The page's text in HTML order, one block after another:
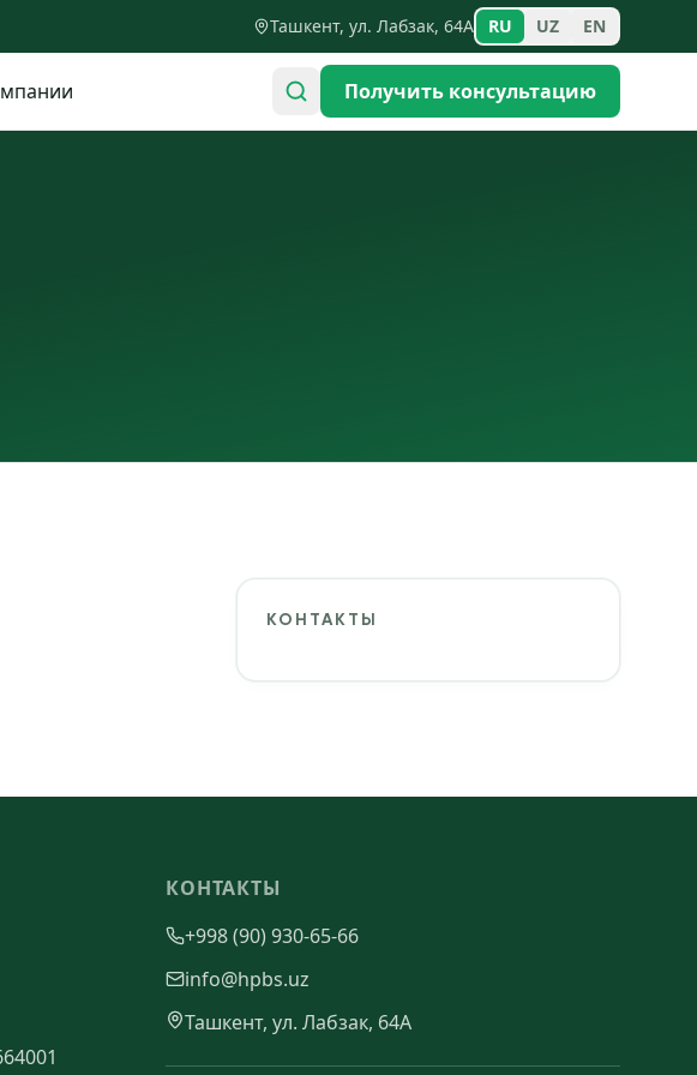
Ташкент, ул. Лабзак, 64А RU UZ EN
Получить консультацию
КОНТАКТЫ
КОНТАКТЫ
+998 (90) 930-65-66
info@hpbs.uz
Ташкент, ул. Лабзак, 64А